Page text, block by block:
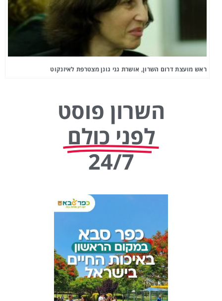
ראש מועצת דרום השרון, אושרת גני גונן מצטרפת לאיזנקוט
השרון פוסט
לפני כולם
24/7